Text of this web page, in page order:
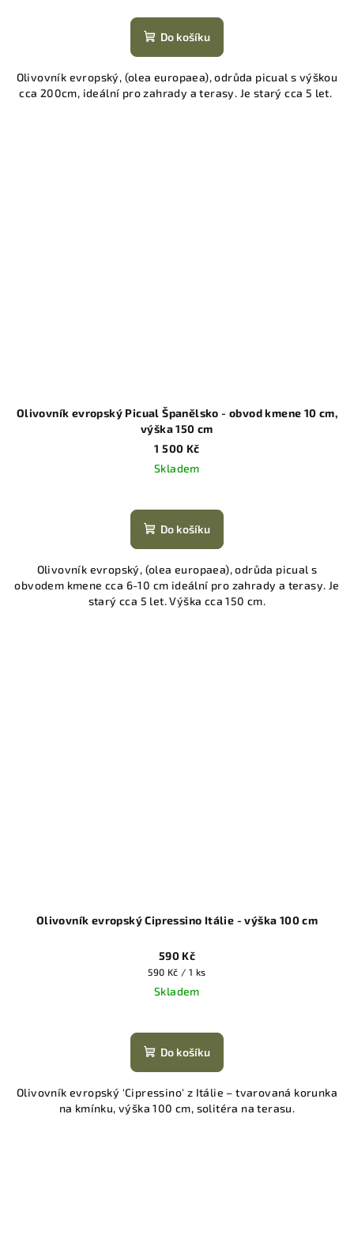
Do košíku
Olivovník evropský, (olea europaea), odrůda picual s výškou
cca 200cm, ideální pro zahrady a terasy. Je starý cca 5 let.
Olivovník evropský Picual Španělsko - obvod kmene 10 cm,
výška 150 cm
1 500 Kč
Skladem
Do košíku
Olivovník evropský, (olea europaea), odrůda picual s
obvodem kmene cca 6-10 cm ideální pro zahrady a terasy. Je
starý cca 5 let. Výška cca 150 cm.
Olivovník evropský Cipressino Itálie - výška 100 cm
590 Kč
Měrná
cena:
590 Kč / 1 ks
Skladem
Do košíku
Olivovník evropský 'Cipressino' z Itálie – tvarovaná korunka
na kmínku, výška 100 cm, solitéra na terasu.